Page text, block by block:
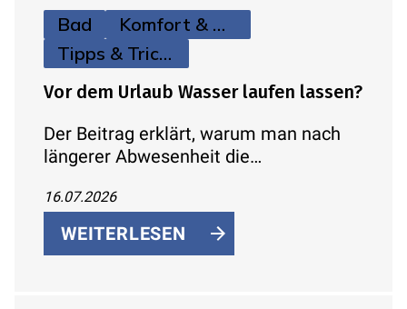
Bad
Komfort & Hygiene
Tipps & Tricks
Vor dem Urlaub Wasser laufen lassen?
Der Beitrag erklärt, warum man nach
längerer Abwesenheit die
und wie man Legionellenrisiken einfach
reduziert.
16.07.2026
WEITERLESEN